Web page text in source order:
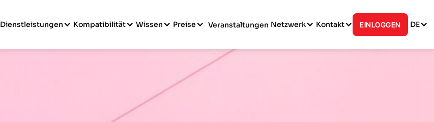
Dienstleistungen Kompatibilität Wissen Preise Veranstaltungen Netzwerk Kontakt EINLOGGEN DE